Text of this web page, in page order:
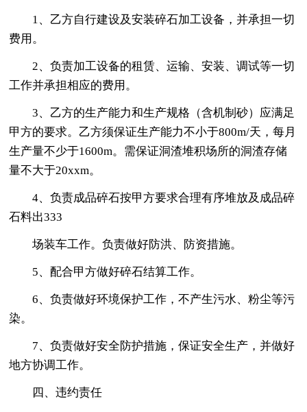
1、乙方自行建设及安装碎石加工设备，并承担一切
费用。
2、负责加工设备的租赁、运输、安装、调试等一切
工作并承担相应的费用。
3、乙方的生产能力和生产规格（含机制砂）应满足
甲方的要求。乙方须保证生产能力不小于800m/天，每月
生产量不少于1600m。需保证洞渣堆积场所的洞渣存储
量不大于20xxm。
4、负责成品碎石按甲方要求合理有序堆放及成品碎
石料出333
场装车工作。负责做好防洪、防资措施。
5、配合甲方做好碎石结算工作。
6、负责做好环境保护工作，不产生污水、粉尘等污
染。
7、负责做好安全防护措施，保证安全生产，并做好
地方协调工作。
四、违约责任